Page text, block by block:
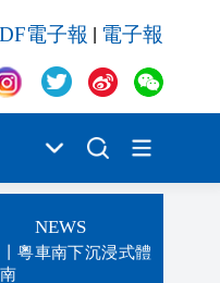
電子報 電子報
NEWS
粵車南下沉浸式體